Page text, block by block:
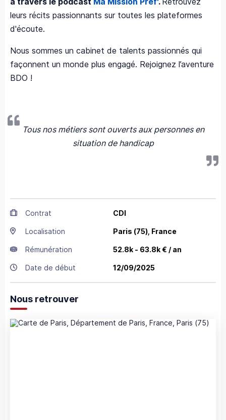
leurs récits passionnants sur toutes les plateformes
d'écoute.
Nous sommes un cabinet de talents passionnés qui
façonnent un monde plus engagé. Rejoignez l’aventure
BDO !
Tous nos métiers sont ouverts aux personnes en
situation de handicap
Contrat CDI
Localisation Paris (75), France
Rémunération 52.8k - 63.8k € / an
Date de début 12/09/2025
Nous retrouver